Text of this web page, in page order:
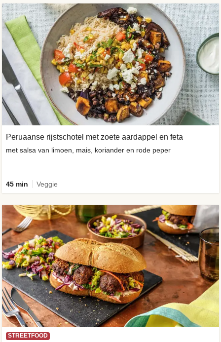
Peruaanse rijstschotel met zoete aardappel en feta
met salsa van limoen, mais, koriander en rode peper
45 min Veggie
STREETFOOD